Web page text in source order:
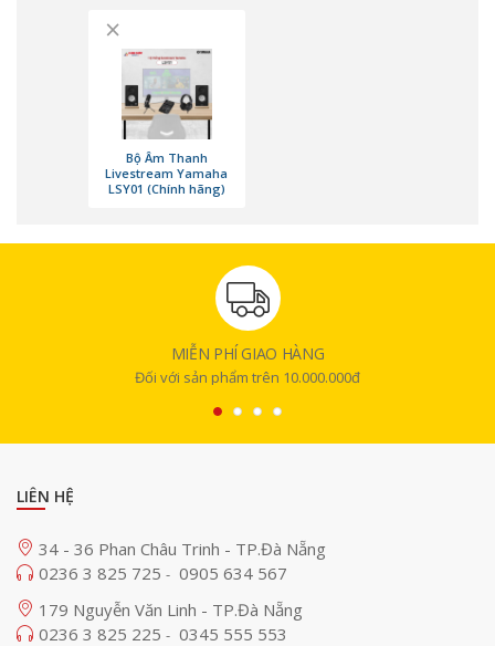
buổi livestream hoặc thu âm.
Mixer Livestream Yamaha AG03MK2 - Điều khiển âm
thanh linh hoạt
×
Bộ Âm Thanh
Livestream Yamaha
LSY01 (Chính hãng)
MIỄN PHÍ GIAO HÀNG
Đối với sản phẩm trên 10.000.000đ
LIÊN HỆ
34 - 36 Phan Châu Trinh - TP.Đà Nẵng
0236 3 825 725 - 0905 634 567
179 Nguyễn Văn Linh - TP.Đà Nẵng
0236 3 825 225 - 0345 555 553